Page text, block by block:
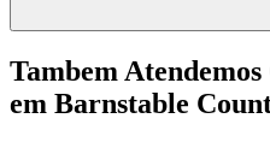
Tambem
em Barnstable